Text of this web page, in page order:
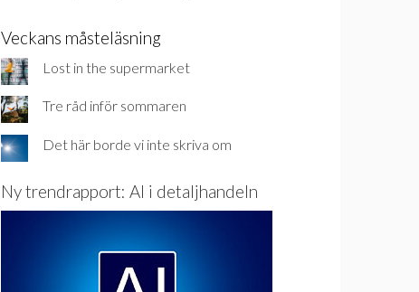
Veckans måsteläsning
Lost in the supermarket
Tre råd inför sommaren
Det här borde vi inte skriva om
Ny trendrapport: AI i detaljhandeln